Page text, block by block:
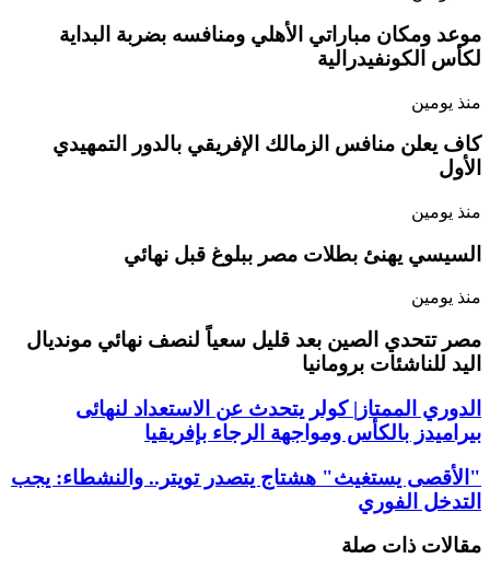
موعد ومكان مباراتي الأهلي ومنافسه بضربة البداية
لكأس الكونفيدرالية
منذ يومين
كاف يعلن منافس الزمالك الإفريقي بالدور التمهيدي
الأول
منذ يومين
السيسي يهنئ بطلات مصر ببلوغ قبل نهائي
منذ يومين
مصر تتحدي الصين بعد قليل سعياً لنصف نهائي مونديال
اليد للناشئات برومانيا
الدوري الممتاز| كولر يتحدث عن الاستعداد لنهائى
بيراميدز بالكأس ومواجهة الرجاء بإفريقيا
"الأقصى يستغيث" هشتاج يتصدر تويتر.. والنشطاء: يجب
التدخل الفوري
مقالات ذات صلة